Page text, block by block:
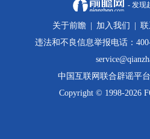
- 发现
关于前瞻 加入我们 联
违法和不良信息举报电话：
中国互联网联合辟谣平台
Copyright © 1998-2026